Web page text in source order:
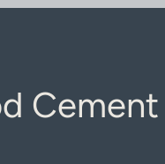
Cement